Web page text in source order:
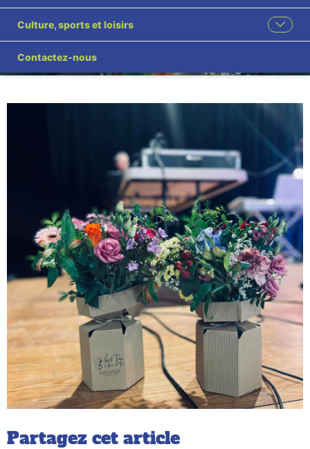
Culture, sports et loisirs
Contactez-nous
Accueil
Évènement
Retour en images sur le repas des ainés
Partagez cet article